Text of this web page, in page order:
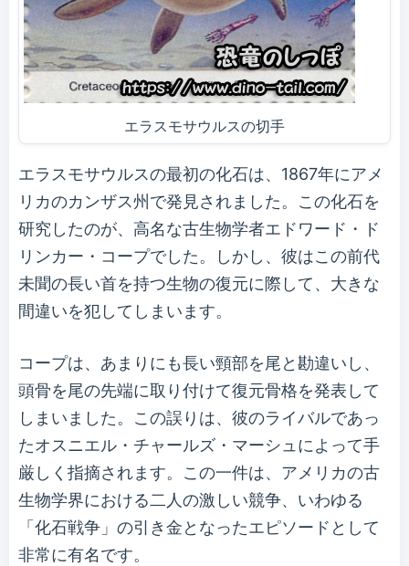
エラスモサウルスの切手
エラスモサウルスの最初の化石は、1867年にアメ
リカのカンザス州で発見されました。この化石を
研究したのが、高名な古生物学者エドワード・ド
リンカー・コープでした。しかし、彼はこの前代
未聞の長い首を持つ生物の復元に際して、大きな
間違いを犯してしまいます。
コープは、あまりにも長い頸部を尾と勘違いし、
頭骨を尾の先端に取り付けて復元骨格を発表して
しまいました。この誤りは、彼のライバルであっ
たオスニエル・チャールズ・マーシュによって手
厳しく指摘されます。この一件は、アメリカの古
生物学界における二人の激しい競争、いわゆる
「化石戦争」の引き金となったエピソードとして
非常に有名です。